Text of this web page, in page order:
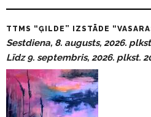
TTMS “ĢILDE” IZSTĀDE
Sestdiena, 8. augusts, 2026.
Līdz 9. septembris, 2026. plkst.